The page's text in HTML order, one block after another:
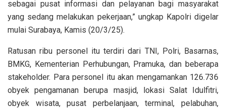
sebagai pusat informasi dan pelayanan bagi masyarakat
yang sedang melakukan pekerjaan,” ungkap Kapolri digelar
mulai Surabaya, Kamis (20/3/25).
Ratusan ribu personel itu terdiri dari TNI, Polri, Basarnas,
BMKG, Kementerian Perhubungan, Pramuka, dan beberapa
stakeholder. Para personel itu akan mengamankan 126.736
obyek pengamanan berupa masjid, lokasi Salat Idulfitri,
obyek wisata, pusat perbelanjaan, terminal, pelabuhan,